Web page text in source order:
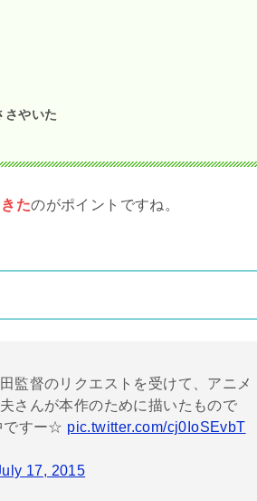
さやいた
たのがポイントですね。
監督のリクエストを受けて、アニメ
さんが本作のために描いたもので
ですー☆ pic.twitter.com/cj0IoSEvbT
17, 2015